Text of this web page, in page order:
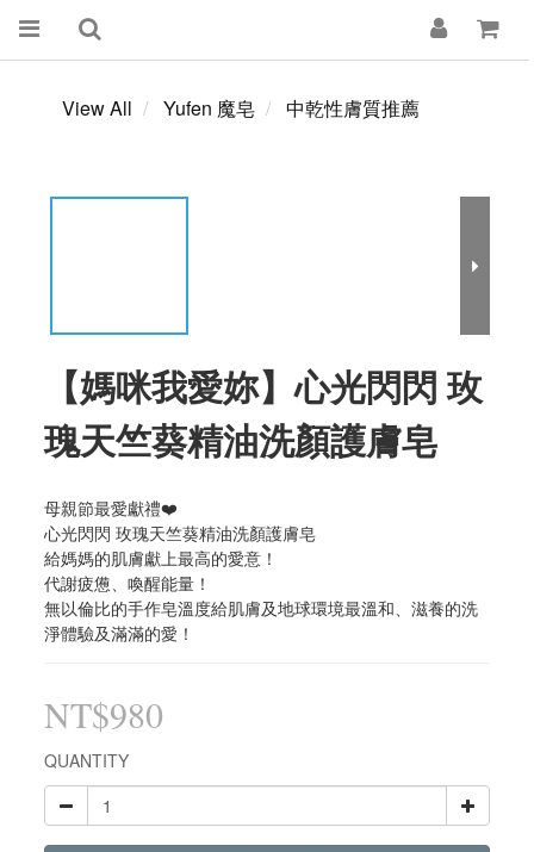
View All Yufen 魔皂 中乾性膚質推薦
【媽咪我愛妳】心光閃閃 玫
瑰天竺葵精油洗顏護膚皂
母親節最愛獻禮❤️
心光閃閃 玫瑰天竺葵精油洗顏護膚皂
給媽媽的肌膚獻上最高的愛意！
代謝疲憊、喚醒能量！
無以倫比的手作皂溫度給肌膚及地球環境最溫和、滋養的洗
淨體驗及滿滿的愛！
NT$980
QUANTITY